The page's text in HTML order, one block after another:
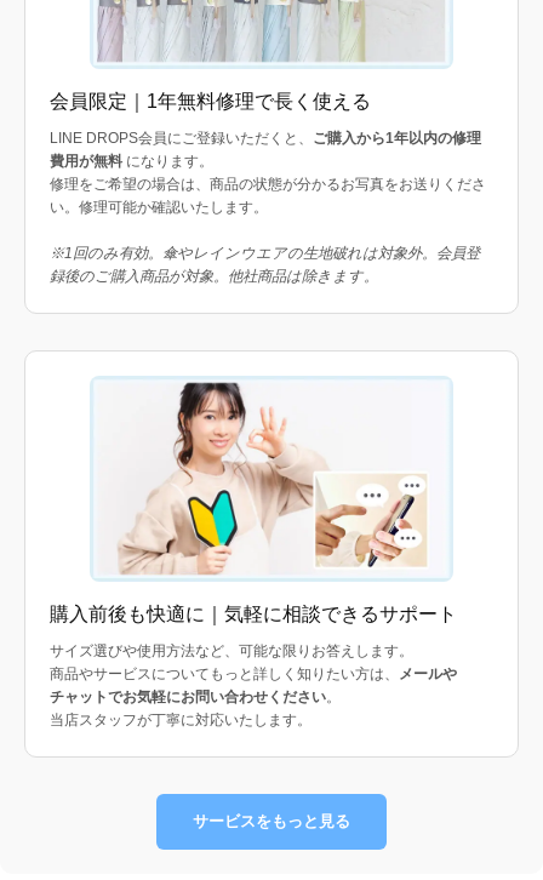
会員限定｜1年無料修理で長く使える
LINE DROPS会員にご登録いただくと、 ご購入から1年以内の修理
費用が無料 になります。
修理をご希望の場合は、商品の状態が分かるお写真をお送りくださ
い。修理可能か確認いたします。
※1回のみ有効。傘やレインウエアの生地破れは対象外。会員登
録後のご購入商品が対象。他社商品は除きます。
購入前後も快適に｜気軽に相談できるサポート
サイズ選びや使用方法など、可能な限りお答えします。
商品やサービスについてもっと詳しく知りたい方は、
メールや
チャットでお気軽にお問い合わせください。
当店スタッフが丁寧に対応いたします。
サービスをもっと見る